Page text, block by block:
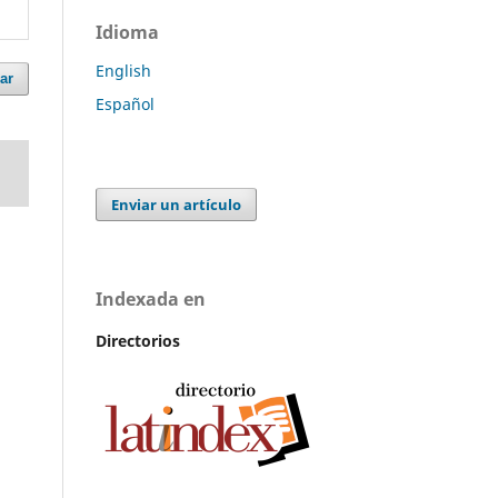
Idioma
English
Español
Enviar un artículo
Indexada en
Directorios